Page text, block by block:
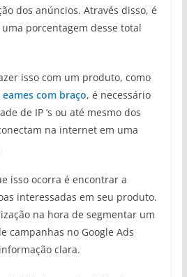
dos anúncios. Através disso, é
porcentagem desse total
isso com um produto, como
com braço, é necessário
de IP ‘s ou até mesmo dos
na internet em uma
isso ocorra é encontrar a
interessadas em seu produto.
na hora de segmentar um
campanhas no Google Ads
clara.